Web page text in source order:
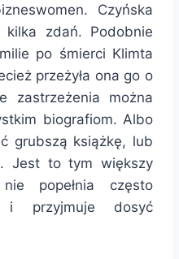
Czyńska
zdań. Podobnie
po śmierci Klimta
przeżyła ona go o
zastrzeżenia można
biografiom. Albo
grubszą książkę, lub
Jest to tym większy
popełnia często
i przyjmuje dosyć